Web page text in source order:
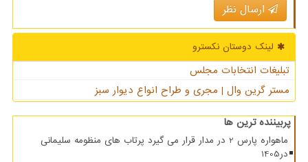
ارسال نظر
لینک دوستان نكسترو
تبلیغات انتخابات مجلس
مستر گرین وال | مجری و طراح انواع دیوار سبز
پربیننده ترین ها
ماهواره پارس 2 در مدار قرار می گیرد پرتاب های منظومه سلیمانی
در1405